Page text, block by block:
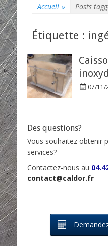
Accueil » Posts
Étiquette :
P
e
d
o
07/11/
Des questions?
Vous souhaitez obtenir
services?
Contactez-nous au
contact@caldor.fr